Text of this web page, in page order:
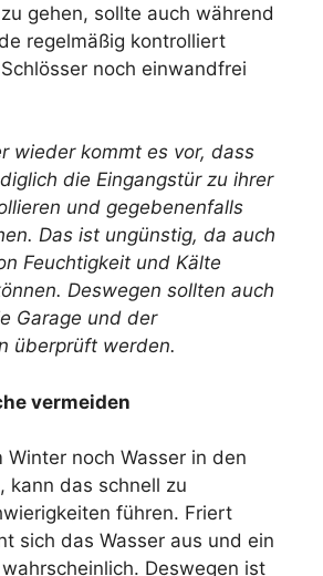
gehen, sollte auch während
regelmäßig kontrolliert
noch einwandfrei
wieder kommt es vor, dass
die Eingangstür zu ihrer
und gegebenenfalls
Das ist ungünstig, da auch
Feuchtigkeit und Kälte
Deswegen sollten auch
Garage und der
überprüft werden.
vermeiden
Winter noch Wasser in den
kann das schnell zu
führen. Friert
sich das Wasser aus und ein
Deswegen ist